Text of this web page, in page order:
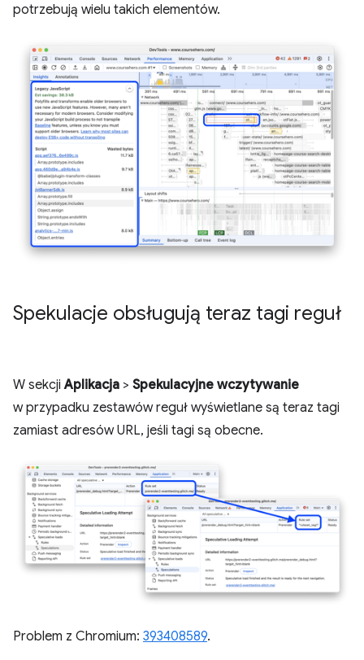
potrzebują wielu takich elementów.
Spekulacje obsługują teraz tagi reguł
W sekcjiAplikacja > Spekulacyjne wczytywanie
w przypadku zestawów reguł wyświetlane są teraz tagi
zamiast adresów URL, jeśli tagi są obecne.
Problem z Chromium: 393408589.